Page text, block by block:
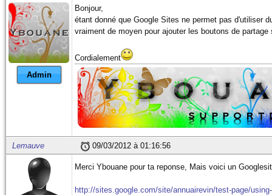
Admin
Bonjour,
étant donné que Google Sites ne permet pas d'utiliser
vraiment de moyen pour ajouter les boutons de
Cordialement
Lemauve 09/03/2012 à 01:16:56
Merci Ybouane pour ta reponse, Mais voici un
http://sites.google.com/site/annuairevin/test-page/